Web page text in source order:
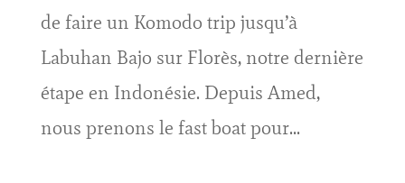
de faire un Komodo trip jusqu’à
Labuhan Bajo sur Florès, notre dernière
étape en Indonésie. Depuis Amed,
nous prenons le fast boat pour...